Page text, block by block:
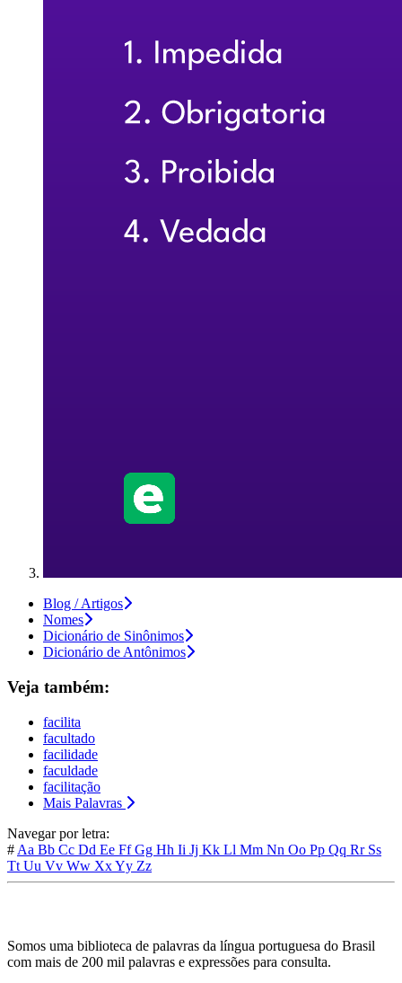
Blog / Artigos
Nomes
Dicionário de Sinônimos
Dicionário de Antônimos
Veja também:
facilita
facultado
facilidade
faculdade
facilitação
Mais Palavras
Navegar por letra:
# Aa Bb Cc Dd Ee FfGg Hh Ii Jj Kk Ll Mm Nn Oo Pp Qq Rr Ss
Tt Uu Vv Ww XxYy Zz
Somos uma biblioteca de palavras da língua portuguesa do Brasil
com mais de 200 mil palavras e expressões para consulta.